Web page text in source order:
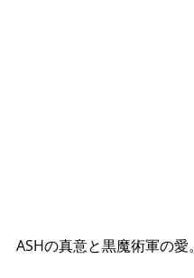
ASHの真意と黒魔術軍の愛。